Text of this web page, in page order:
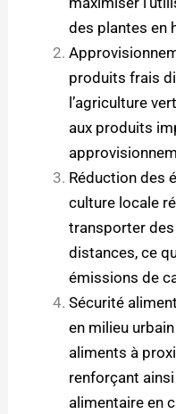
des plantes en
produits frais
l’agriculture
aux produits
Réduction des
culture locale
transporter
distances, ce
émissions de
Sécurité
en milieu
aliments à
renforçant
alimentaire en